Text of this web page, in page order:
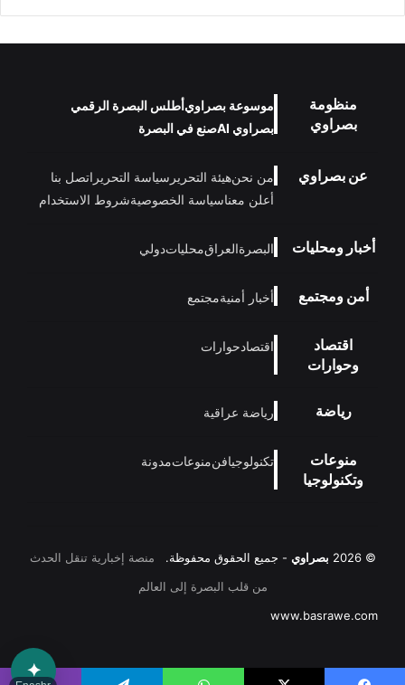
منظومة
بصراوي
موسوعة بصراوي أطلس البصرة الرقمي
بصراوي AI
صنع في البصرة
عن بصراوي من نحنهيئة التحرير سياسة التحرير اتصل بنا
أعلن معناسياسة الخصوصيةشروط الاستخدام
أخبار ومحليات البصرةالعراقمحلياتدولي
أمن ومجتمع أخبار أمنيةمجتمع
اقتصاد
وحوارات
اقتصادحوارات
رياضة رياضة عراقية
منوعات
وتكنولوجيا
تكنولوجيافنمنوعاتمدونة
© 2026 بصراوي - جميع الحقوق محفوظة.
منصة إخبارية تنقل الحدث
من قلب البصرة إلى العالم
www.basrawe.com
✦